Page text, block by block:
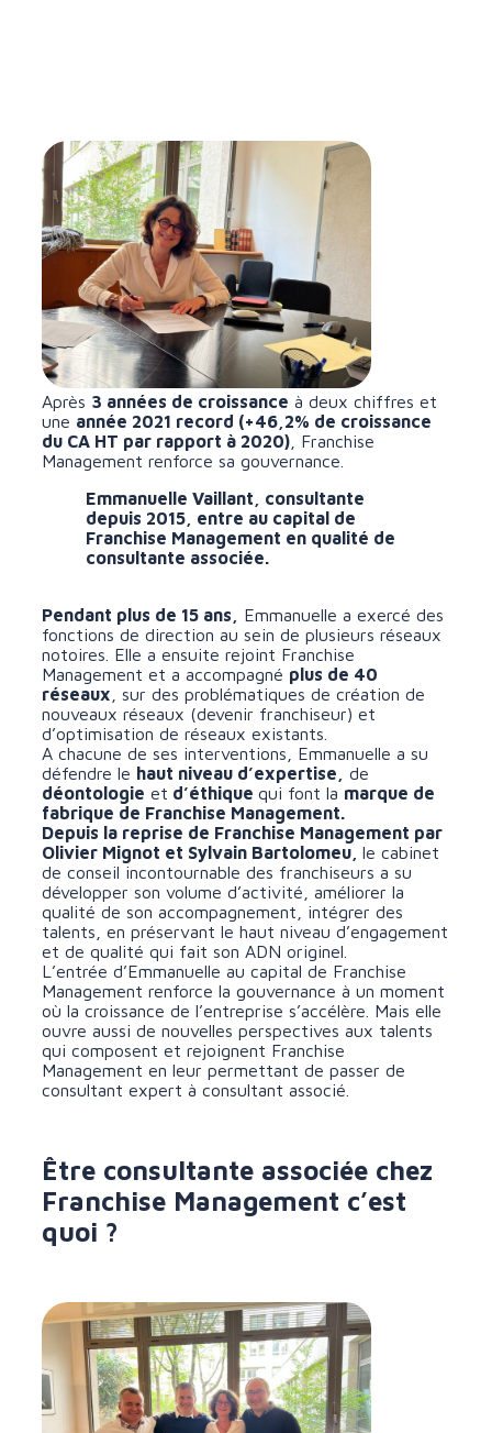
Après 3 années de croissance à deux chiffres et
une année 2021 record (+46,2% de croissance
du CA HT par rapport à 2020) , Franchise
Management renforce sa gouvernance.
Emmanuelle Vaillant, consultante
depuis 2015, entre au capital de
Franchise Management en qualité de
consultante associée.
Pendant plus de 15 ans,
Emmanuelle a exercé des
fonctions de direction au sein de plusieurs réseaux
notoires. Elle a ensuite rejoint Franchise
Management et a accompagné plus de 40
réseaux , sur des problématiques de création de
nouveaux réseaux (devenir franchiseur) et
d’optimisation de réseaux existants.
A chacune de ses interventions, Emmanuelle a su
défendre le haut niveau d’expertise,
de
déontologie et d’éthiquequi font la marque de
fabrique de Franchise Management.
Depuis la reprise de Franchise Management par
Olivier Mignot et Sylvain Bartolomeu,le cabinet
de conseil incontournable des franchiseurs a su
développer son volume d’activité, améliorer la
qualité de son accompagnement, intégrer des
talents, en préservant le haut niveau d’engagement
et de qualité qui fait son ADN originel.
L’entrée d’Emmanuelle au capital de Franchise
Management renforce la gouvernance à un moment
où la croissance de l’entreprise s’accélère. Mais elle
ouvre aussi de nouvelles perspectives aux talents
qui composent et rejoignent Franchise
Management en leur permettant de passer de
consultant expert à consultant associé.
Être consultante associée chez
Franchise Management c’est
quoi ?